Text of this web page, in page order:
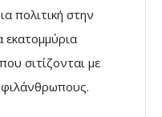
πολιτική στην
σιτίζονται με